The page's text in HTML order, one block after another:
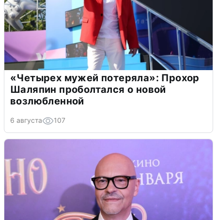
«Четырех мужей потеряла»: Прохор
Шаляпин проболтался о новой
возлюбленной
6 августа 107